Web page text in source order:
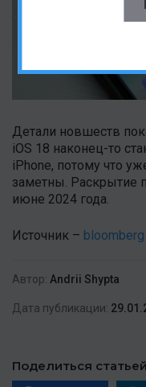
Детали новшеств
iOS 18 наконец-то
iPhone, потому что
заметны. Раскрытие
июне 2024 года.
Источник – bloomberg
Автор: Andrii Shypta
Дата публикации:
Поделиться статьей